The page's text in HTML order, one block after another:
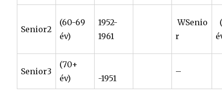
Senior2
(60-69
év)
1952-
1961
WSenio
r
Senior3
(70+
év)
-1951
–